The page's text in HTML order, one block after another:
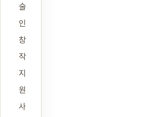
술
인
창
작
지
원
사